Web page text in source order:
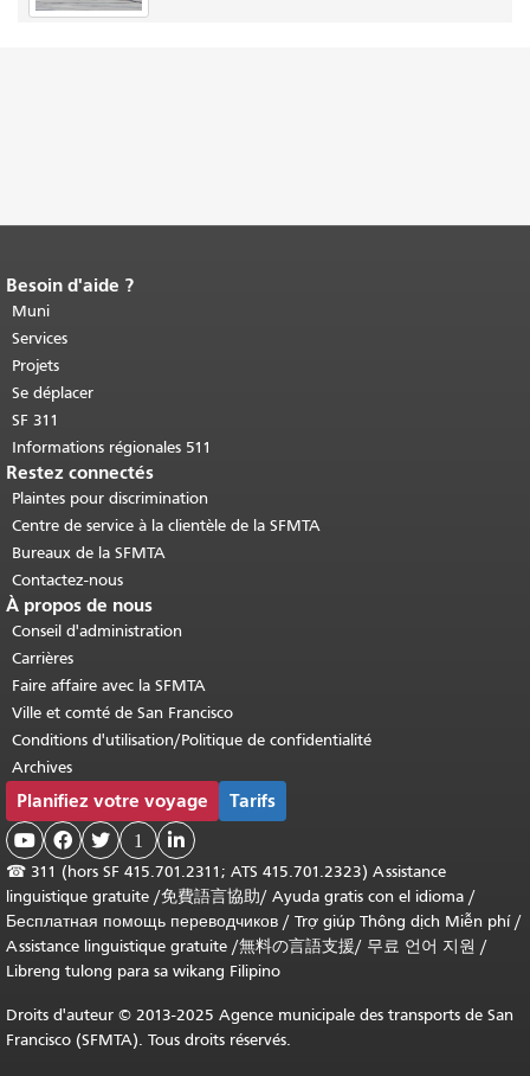
Fin du contenu de la page.
cette page se répète sur chaque page.
Retour au haut du contenu principal
Besoin d'aide ?
Muni
Services
Projets
Se déplacer
SF 311
Informations régionales 511
Restez connectés
Plaintes pour discrimination
Centre de service à la clientèle de la SFMTA
Bureaux de la SFMTA
Contactez-nous
À propos de nous
Conseil d'administration
Carrières
Faire affaire avec la SFMTA
Ville et comté de San Francisco
Conditions d'utilisation/Politique de confidentialité
Archives
Planifiez votre voyage Tarifs
   1 
☎ 311 (hors SF 415.701.2311; ATS 415.701.2323) Assistance
linguistique gratuite /免費語言協助/ Ayuda gratis con el idioma /
Бесплатная помощь переводчиков / Trợ giúp Thông dịch Miễn phí/
Assistance linguistique gratuite /無料の言語支援/ 무료 언어 지원 /
Libreng tulong para sa wikang Filipino
Droits d'auteur © 2013-2025 Agence municipale des transports de San
Francisco (SFMTA). Tous droits réservés.